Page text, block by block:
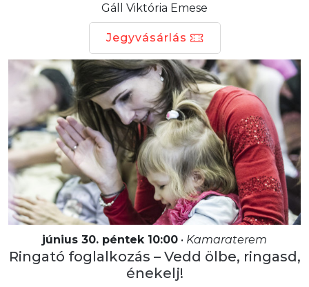
Gáll Viktória Emese
Jegyvásárlás
június 30. péntek 10:00 • Kamaraterem
Ringató foglalkozás – Vedd ölbe, ringasd,
énekelj!